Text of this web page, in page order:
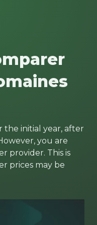
the initial year, after
you are
provider. This is
prices may be